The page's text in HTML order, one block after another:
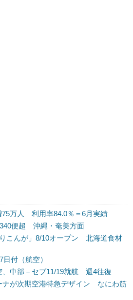
75万人 利用率84.0％＝6月実績
便超 沖縄・奄美方面
こんが」8/10オープン 北海道食材
付（航空）
、中部－セブ11/19就航 週4往復
ナが次期空港特急デザイン なにわ筋